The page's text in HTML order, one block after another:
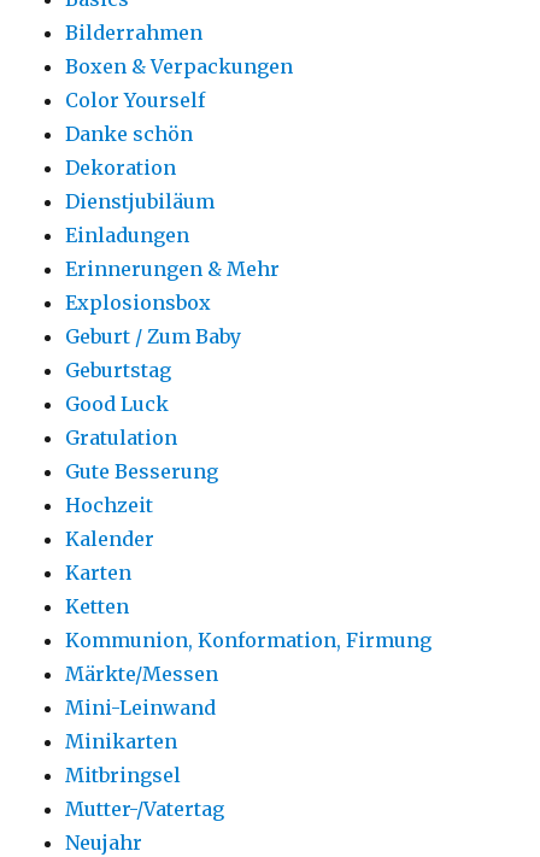
Bilderrahmen
Boxen & Verpackungen
Color Yourself
Danke schön
Dekoration
Dienstjubiläum
Einladungen
Erinnerungen & Mehr
Explosionsbox
Geburt / Zum Baby
Geburtstag
Good Luck
Gratulation
Gute Besserung
Hochzeit
Kalender
Karten
Ketten
Kommunion, Konformation, Firmung
Märkte/Messen
Mini-Leinwand
Minikarten
Mitbringsel
Mutter-/Vatertag
Neujahr